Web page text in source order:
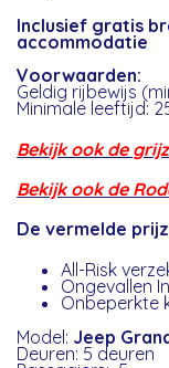
Inclusief gratis
accommodatie
Voorwaarden:
Geldig rijbewijs
Minimale leeftijd:
Bekijk ook de
Bekijk ook de
De vermelde
All-Risk
Ongevallen
Onbeperkte
Model: Jeep
Deuren: 5 deuren